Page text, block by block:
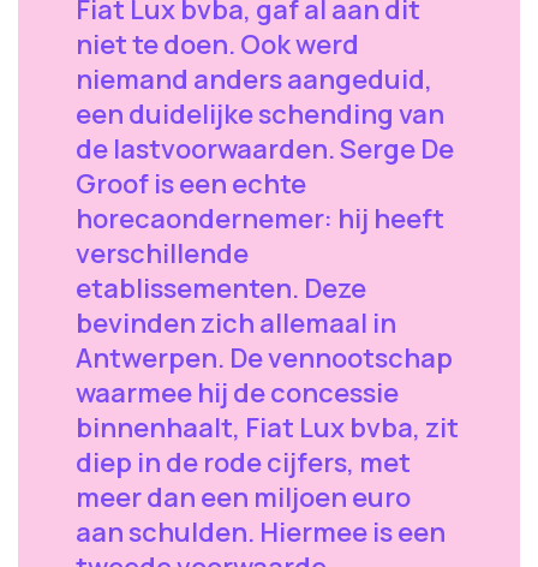
Fiat Lux bvba, gaf al aan dit
niet te doen. Ook werd
niemand anders aangeduid,
een duidelijke schending van
de lastvoorwaarden. Serge De
Groof is een echte
horecaondernemer: hij heeft
verschillende
etablissementen. Deze
bevinden zich allemaal in
Antwerpen. De vennootschap
waarmee hij de concessie
binnenhaalt, Fiat Lux bvba, zit
diep in de rode cijfers, met
meer dan een miljoen euro
aan schulden. Hiermee is een